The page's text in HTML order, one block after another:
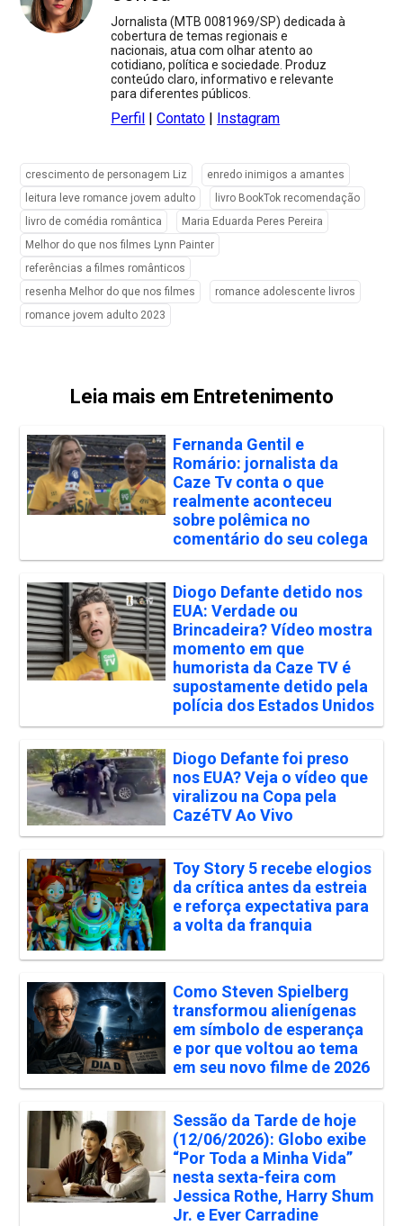
Jornalista (MTB 0081969/SP) dedicada à
cobertura de temas regionais e
nacionais, atua com olhar atento ao
cotidiano, política e sociedade. Produz
conteúdo claro, informativo e relevante
para diferentes públicos.
Perfil |Contato | Instagram
crescimento de personagem Liz
enredo inimigos a amantes
leitura leve romance jovem adulto
livro BookTok recomendação
livro de comédia romântica
Maria Eduarda Peres Pereira
Melhor do que nos filmes Lynn Painter
referências a filmes românticos
resenha Melhor do que nos filmes
romance adolescente livros
romance jovem adulto 2023
Leia mais em Entretenimento
Fernanda Gentil e
Romário: jornalista da
Caze Tv conta o que
realmente aconteceu
sobre polêmica no
comentário do seu colega
Diogo Defante detido nos
EUA: Verdade ou
Brincadeira? Vídeo mostra
momento em que
humorista da Caze TV é
supostamente detido pela
polícia dos Estados Unidos
Diogo Defante foi preso
nos EUA? Veja o vídeo que
viralizou na Copa pela
CazéTV Ao Vivo
Toy Story 5 recebe elogios
da crítica antes da estreia
e reforça expectativa para
a volta da franquia
Como Steven Spielberg
transformou alienígenas
em símbolo de esperança
e por que voltou ao tema
em seu novo filme de 2026
Sessão da Tarde de hoje
(12/06/2026): Globo exibe
“Por Toda a Minha Vida”
nesta sexta-feira com
Jessica Rothe, Harry Shum
Jr. e Ever Carradine